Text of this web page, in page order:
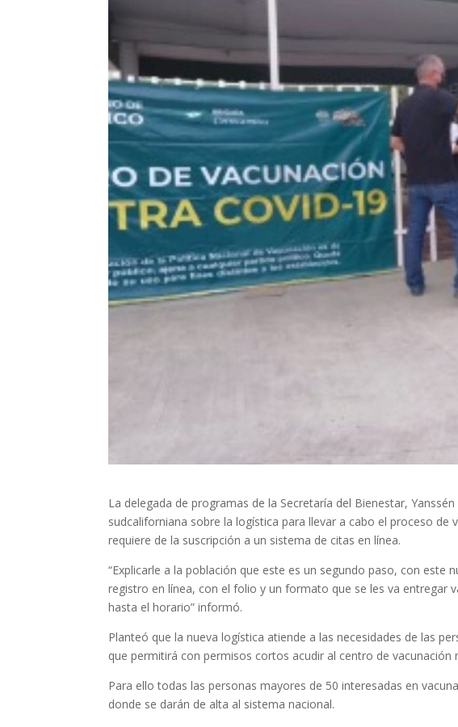
La delegada de programas de la Secretaría del Bienestar,
sudcaliforniana sobre la logística para llevar a cabo el proceso de
requiere de la suscripción a un sistema de citas en línea.
“Explicarle a la población que este es un segundo paso, con este
registro en línea, con el folio y un formato que se les va entregar
hasta el horario” informó.
Planteó que la nueva logística atiende a las necesidades de las
que permitirá con permisos cortos acudir al centro de
Para ello todas las personas mayores de 50 interesadas en
donde se darán de alta al sistema nacional.